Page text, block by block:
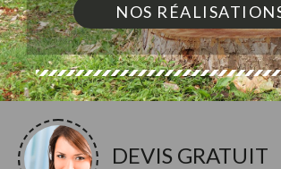
NOS
DEVIS GRATUIT